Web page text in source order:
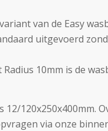
van de Easy
uitgevoerd
10mm is de
120x250x400mm.
via onze